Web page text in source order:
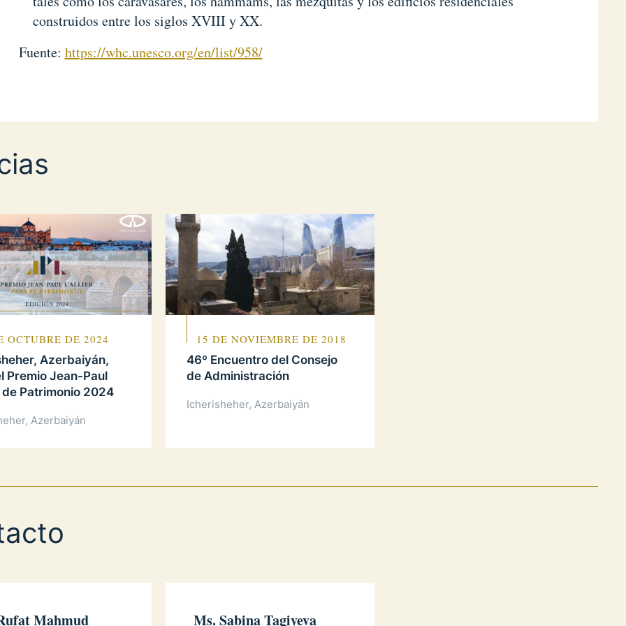
construidos entre los siglos XVIII y XX.
Fuente: https://whc.unesco.org/en/list/958/
OCTUBRE DE 2024
Azerbaiyán,
Premio Jean-Paul
de Patrimonio 2024
Azerbaiyán
15 DE NOVIEMBRE DE 2018
46º Encuentro del Consejo
de Administración
Icherisheher, Azerbaiyán
Mahmud Ms. Sabina Tagiyeva